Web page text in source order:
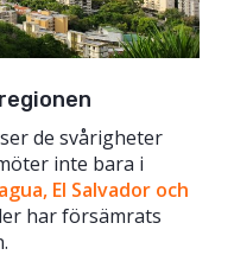
de svårigheter
inte bara i
El Salvador och
har försämrats